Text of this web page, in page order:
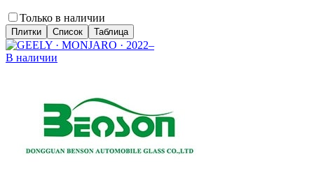
Только в наличии
Плитки Список Таблица
В наличии